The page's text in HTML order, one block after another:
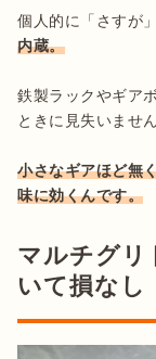
個人的に「さすが
内蔵。
鉄製ラックやギア
ときに見失いません
小さなギアほど無
味に効くんです。
マルチグリ
いて損なし